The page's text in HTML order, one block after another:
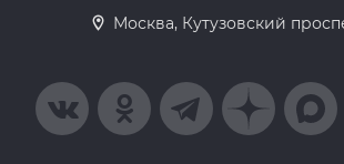
Москва, Кутузовский